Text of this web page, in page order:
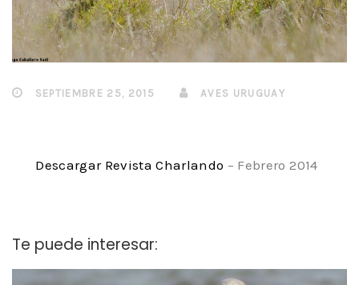
SEPTIEMBRE 25, 2015 AVES URUGUAY
Descargar Revista Charlando – Febrero 2014
Te puede interesar: